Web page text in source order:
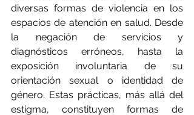
diversas formas de violencia en los
espacios de atención en salud. Desde
la negación de servicios y
diagnósticos erróneos, hasta la
exposición involuntaria de su
orientación sexual o identidad de
género. Estas prácticas, más allá del
estigma, constituyen formas de